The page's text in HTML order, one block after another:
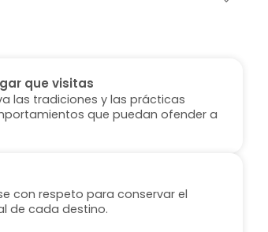
que visitas
las tradiciones y las prácticas
que puedan ofender a
con respeto para conservar el
de cada destino.